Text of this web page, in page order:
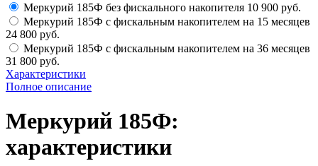
Меркурий 185Ф без фискального накопителя 10 900 руб.
Меркурий 185Ф с фискальным накопителем на 15 месяцев
24 800 руб.
Меркурий 185Ф с фискальным накопителем на 36 месяцев
31 800 руб.
Характеристики
Полное описание
Меркурий 185Ф:
характеристики